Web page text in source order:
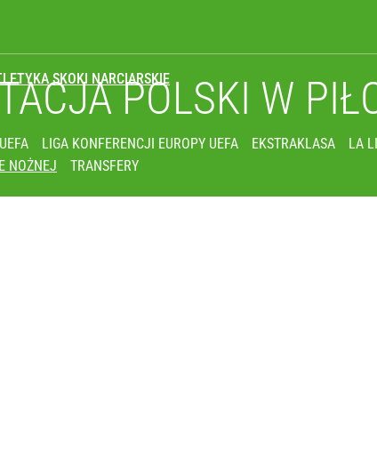
SKOKI NARCIARSKIEPOLSKI W
LIGA KONFERENCJI EUROPY UEFA EKSTRAKLASA LA
NOŻNEJ
TRANSFERY